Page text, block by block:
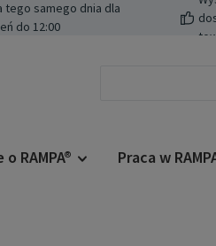
tego samego dnia dla
do 12:00
RAMPA® Praca w